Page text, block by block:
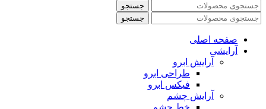
جستجو
جستجو
صفحه اصلی
آرایشی
آرايش ابرو
طراحی ابرو
فیکس ابرو
آرايش چشم